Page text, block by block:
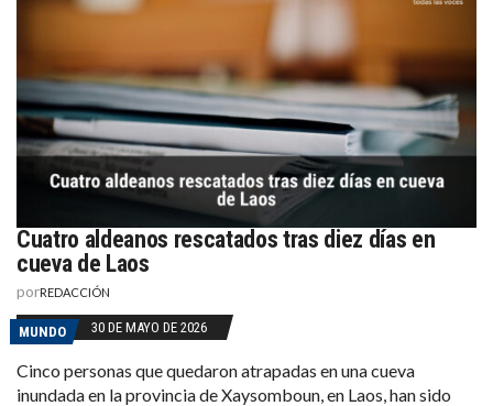
Cuatro aldeanos rescatados tras diez días en
cueva de Laos
porREDACCIÓN
MUNDO 30 DE MAYO DE 2026
Cinco personas que quedaron atrapadas en una cueva
inundada en la provincia de Xaysomboun, en Laos, han sido